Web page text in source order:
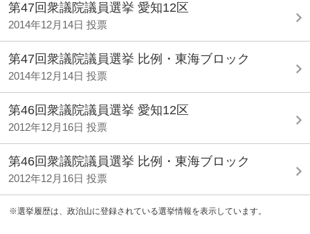
第47回衆議院議員選挙 愛知12区
2014年12月14日 投票
第47回衆議院議員選挙 比例・東海ブロック
2014年12月14日 投票
第46回衆議院議員選挙 愛知12区
2012年12月16日 投票
第46回衆議院議員選挙 比例・東海ブロック
2012年12月16日 投票
※選挙履歴は、政治山に登録されている選挙情報を表示しています。